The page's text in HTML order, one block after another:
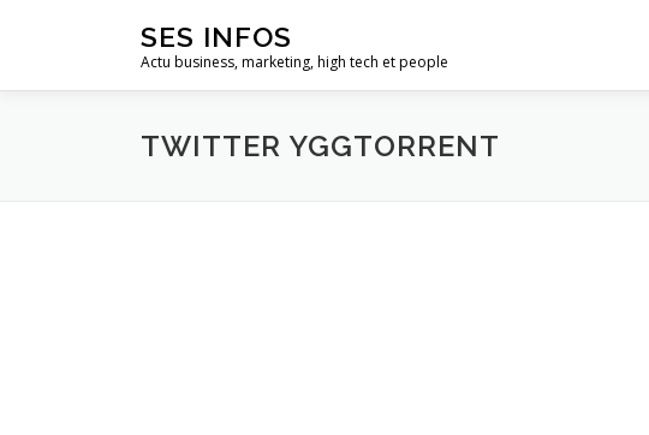
SES INFOS
Actu business, marketing, high tech et people
TWITTER YGGTORRENT